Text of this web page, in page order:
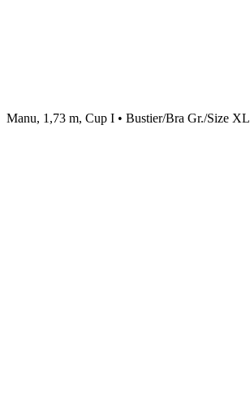
Manu, 1,73 m, Cup I • Bustier/Bra Gr./Size XL